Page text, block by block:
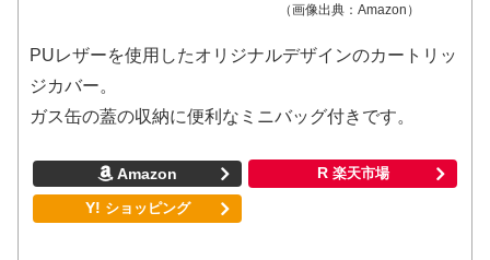
（画像出典：Amazon）
PUレザーを使用したオリジナルデザインのカートリッ
ジカバー。
ガス缶の蓋の収納に便利なミニバッグ付きです。